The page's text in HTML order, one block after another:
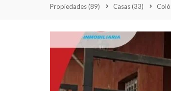
Propiedades(89) Casas(33)